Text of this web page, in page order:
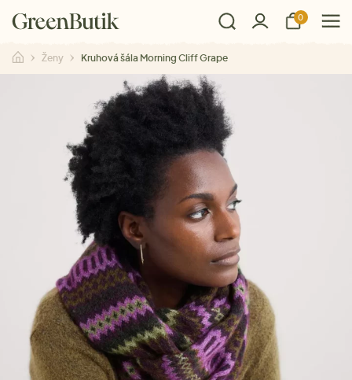
0
Ženy Kruhová šála Morning Cliff Grape